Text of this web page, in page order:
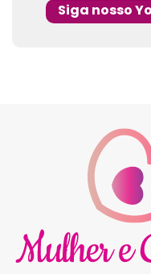
Siga nosso